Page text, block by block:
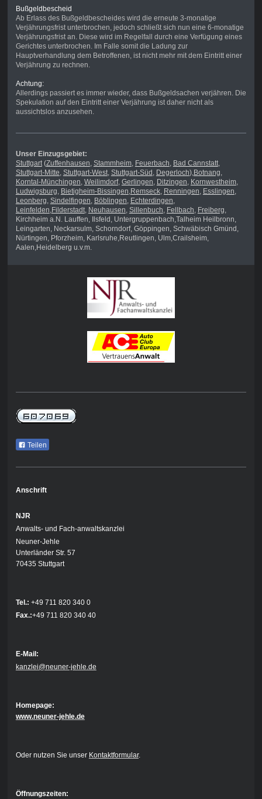
Bußgeldbescheid
Ab Erlass des Bußgeldbescheides wird die erneute 3-monatige
Verjährungsfrist unterbrochen, jedoch schließt sich nun eine 6-monatige
Verjährungsfrist an. Diese wird im Regelfall durch eine Verfügung eines
Gerichtes unterbrochen. Im Falle somit die Ladung zur
Hauptverhandlung dem Betroffenen, ist nicht mehr mit dem Eintritt einer
Verjährung zu rechnen.
Achtung:
Allerdings passiert es immer wieder, dass Bußgeldsachen verjähren. Die
Spekulation auf den Eintritt einer Verjährung ist daher nicht als
aussichtslos anzusehen.
Unser Einzugsgebiet:
Stuttgart(Zuffenhausen, Stammheim, Feuerbach, Bad Cannstatt,
Stuttgart-Mitte, Stuttgart-West, Stuttgart-Süd , Degerloch),Botnang,
Korntal-Münchingen, Weilimdorf, Gerlingen, Ditzingen, Kornwestheim,
Ludwigsburg, Bietigheim-Bissingen,Remseck, Renningen, Esslingen,
Leonberg, Sindelfingen, Böblingen, Echterdingen,
Leinfelden,Filderstadt, Neuhausen, Sillenbuch, Fellbach, Freiberg,
Kirchheim a.N. Lauffen, Ilsfeld, Untergruppenbach,Talheim Heilbronn,
Leingarten, Neckarsulm, Schorndorf, Göppingen, Schwäbisch Gmünd,
Nürtingen, Pforzheim, Karlsruhe,Reutlingen, Ulm,Crailsheim,
Aalen,Heidelberg u.v.m.
Teilen
Anschrift
NJR
Anwalts- und Fach-anwaltskanzlei
Neuner-Jehle
Unterländer Str. 57
70435 Stuttgart
Tel.: +49 711 820 340 0
Fax.:+49 711 820 340 40
E-Mail:
kanzlei@neuner-jehle.de
Homepage:
www.neuner-jehle.de
Oder nutzen Sie unser Kontaktformular.
Öffnungszeiten: